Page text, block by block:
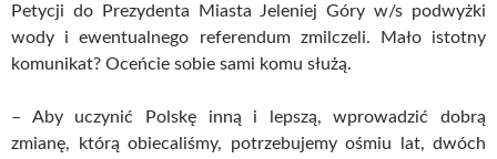
Petycji do Prezydenta Miasta Jeleniej Góry w/s podwyżki
wody i ewentualnego referendum zmilczeli. Mało istotny
komunikat? Oceńcie sobie sami komu służą.
– Aby uczynić Polskę inną i lepszą, wprowadzić dobrą
zmianę, którą obiecaliśmy, potrzebujemy ośmiu lat, dwóch